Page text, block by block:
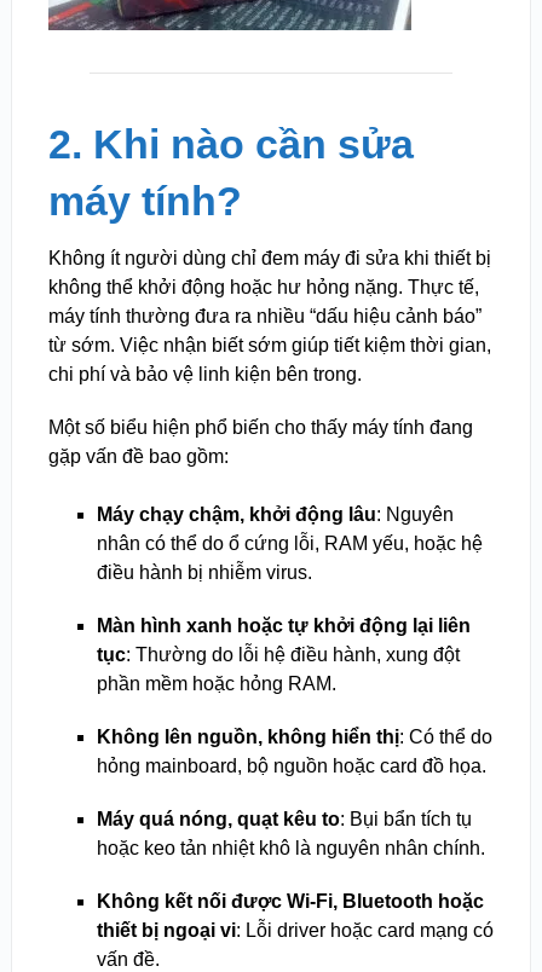
2. Khi nào cần sửa
máy tính?
Không ít người dùng chỉ đem máy đi sửa khi thiết bị
không thể khởi động hoặc hư hỏng nặng. Thực tế,
máy tính thường đưa ra nhiều “dấu hiệu cảnh báo”
từ sớm. Việc nhận biết sớm giúp tiết kiệm thời gian,
chi phí và bảo vệ linh kiện bên trong.
Một số biểu hiện phổ biến cho thấy máy tính đang
gặp vấn đề bao gồm:
Máy chạy chậm, khởi động lâu: Nguyên
nhân có thể do ổ cứng lỗi, RAM yếu, hoặc hệ
điều hành bị nhiễm virus.
Màn hình xanh hoặc tự khởi động lại liên
tục: Thường do lỗi hệ điều hành, xung đột
phần mềm hoặc hỏng RAM.
Không lên nguồn, không hiển thị: Có thể do
hỏng mainboard, bộ nguồn hoặc card đồ họa.
Máy quá nóng, quạt kêu to: Bụi bẩn tích tụ
hoặc keo tản nhiệt khô là nguyên nhân chính.
Không kết nối được Wi-Fi, Bluetooth hoặc
thiết bị ngoại vi: Lỗi driver hoặc card mạng có
vấn đề.